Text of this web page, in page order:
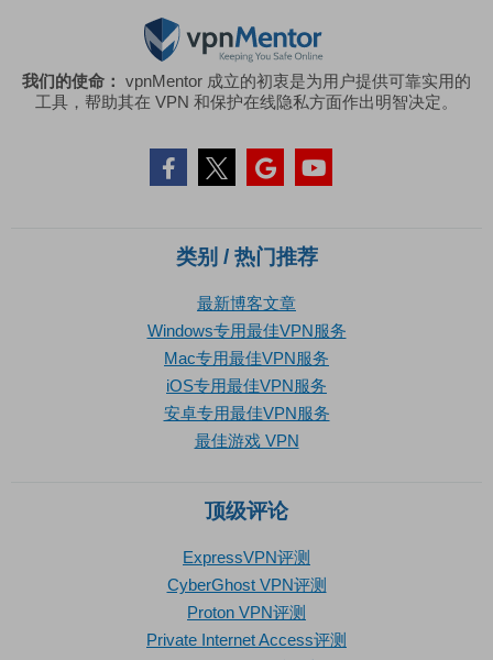
我们的使命： vpnMentor 成立的初衷是为用户提供可靠实用的
工具，帮助其在 VPN 和保护在线隐私方面作出明智决定。
类别 / 热门推荐
最新博客文章
Windows专用最佳VPN服务
Mac专用最佳VPN服务
iOS专用最佳VPN服务
安卓专用最佳VPN服务
最佳游戏 VPN
顶级评论
ExpressVPN评测
CyberGhost VPN评测
Proton VPN评测
Private Internet Access评测